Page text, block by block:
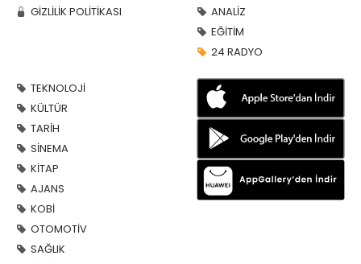
GİZLİLİK POLİTİKASI
ANALİZ
EĞİTİM
24 RADYO
TEKNOLOJİ
KÜLTÜR
TARİH
SİNEMA
KİTAP
AJANS
KOBİ
OTOMOTİV
SAĞLIK